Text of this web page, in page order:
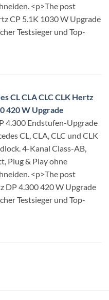
<p>The post
CP 5.1K 1030 W Upgrade
Testsieger und Top-
CL CLA CLC CLK Hertz
420 W Upgrade
4.300 Endstufen-Upgrade
CL, CLA, CLC und CLK
4-Kanal Class-AB,
Plug & Play ohne
<p>The post
DP 4.300 420 W Upgrade
Testsieger und Top-